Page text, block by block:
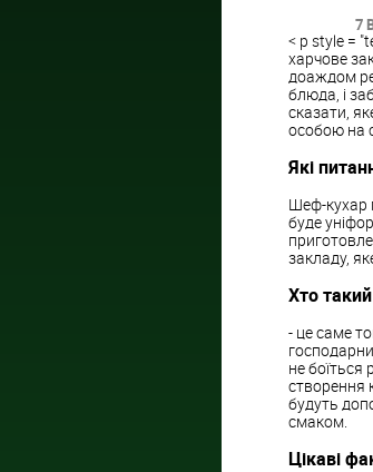
7
< p style =
харчове
доаждом
блюда, і
сказати,
особою на
Які
Шеф-кухар
буде
закладу,
Хто
- це саме
не
створення
будуть
смаком.
Цікаві